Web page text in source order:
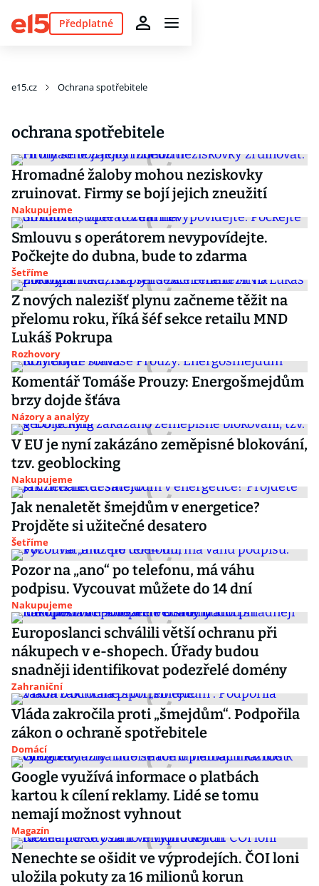
Předplatné
e15.cz Ochrana spotřebitele
ochrana spotřebitele
Hromadné žaloby mohou neziskovky
zruinovat. Firmy se bojí jejich zneužití
Nakupujeme
Smlouvu s operátorem nevypovídejte.
Počkejte do dubna, bude to zdarma
Šetříme
Z nových nalezišť plynu začneme těžit na
přelomu roku, říká šéf sekce retailu MND
Lukáš Pokrupa
Rozhovory
Komentář Tomáše Prouzy: Energošmejdům
brzy dojde šťáva
Názory a analýzy
V EU je nyní zakázáno zeměpisné blokování,
tzv. geoblocking
Nakupujeme
Jak nenaletět šmejdům v energetice?
Projděte si užitečné desatero
Šetříme
Pozor na „ano“ po telefonu, má váhu
podpisu. Vycouvat můžete do 14 dní
Nakupujeme
Europoslanci schválili větší ochranu při
nákupech v e-shopech. Úřady budou
snadněji identifikovat podezřelé domény
Zahraniční
Vláda zakročila proti „šmejdům“. Podpořila
zákon o ochraně spotřebitele
Domácí
Google využívá informace o platbách
kartou k cílení reklamy. Lidé se tomu
nemají možnost vyhnout
Magazín
Nenechte se ošidit ve výprodejích. ČOI loni
uložila pokuty za 16 milionů korun